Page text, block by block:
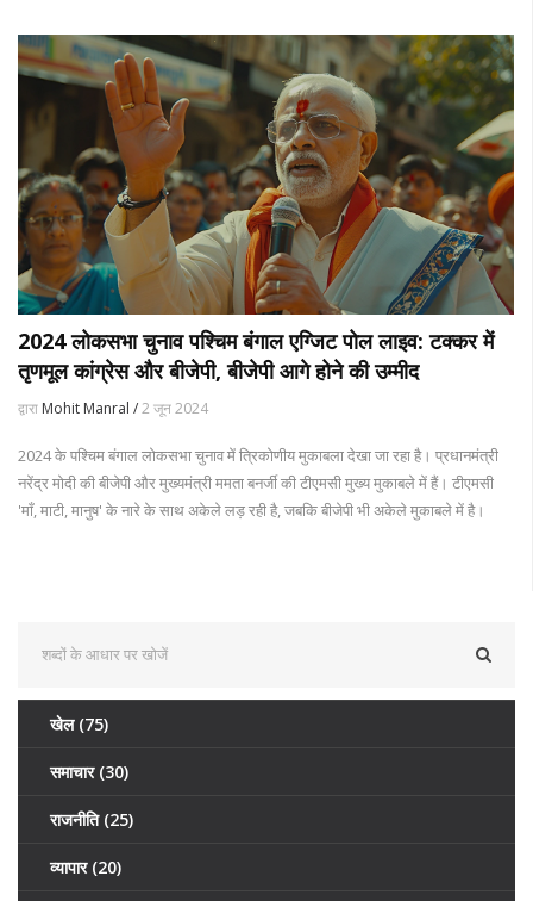
2024 लोकसभा चुनाव पश्चिम बंगाल एग्जिट पोल लाइव: टक्कर में
तृणमूल कांग्रेस और बीजेपी, बीजेपी आगे होने की उम्मीद
द्वारा Mohit Manral /2 जून 2024
2024 के पश्चिम बंगाल लोकसभा चुनाव में त्रिकोणीय मुकाबला देखा जा रहा है। प्रधानमंत्री
नरेंद्र मोदी की बीजेपी और मुख्यमंत्री ममता बनर्जी की टीएमसी मुख्य मुकाबले में हैं। टीएमसी
'माँ, माटी, मानुष' के नारे के साथ अकेले लड़ रही है, जबकि बीजेपी भी अकेले मुकाबले में है।
खेल (75)
समाचार (30)
राजनीति (25)
व्यापार (20)